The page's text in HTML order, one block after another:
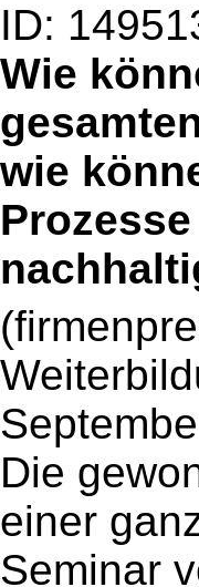
ID:
Wie
wie
Die
einer
Seminar